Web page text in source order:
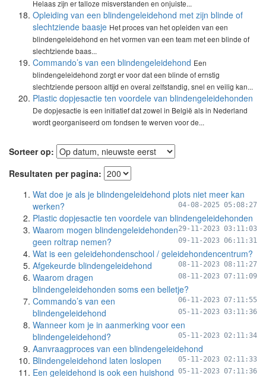
Helaas zijn er talloze misverstanden en onjuiste...
Opleiding van een blindengeleidehond met zijn blinde of
slechtziende baasje Het proces van het opleiden van een
blindengeleidehond en het vormen van een team met een blinde of
slechtziende baas...
Commando’s van een blindengeleidehond Een
blindengeleidehond zorgt er voor dat een blinde of ernstig
slechtziende persoon altijd en overal zelfstandig, snel en veilig kan...
Plastic dopjesactie ten voordele van blindengeleidehonden
De dopjesactie is een initiatief dat zowel in België als in Nederland
wordt georganiseerd om fondsen te werven voor de...
Sorteer op:
Resultaten per pagina:
Wat doe je als je blindengeleidehond plots niet meer kan
werken?
04-08-2025 05:08:27
Plastic dopjesactie ten voordele van blindengeleidehonden
29-11-2023 03:11:03
Waarom mogen blindengeleidehonden
geen roltrap nemen?
09-11-2023 06:11:31
Wat is een geleidehondenschool / geleidehondencentrum?
08-11-2023 08:11:27
Afgekeurde blindengeleidehond
08-11-2023 07:11:09
Waarom dragen
blindengeleidehonden soms een belletje?
06-11-2023 07:11:55
Commando’s van een
blindengeleidehond
05-11-2023 03:11:36
Wanneer kom je in aanmerking voor een
blindengeleidehond?
05-11-2023 02:11:34
Aanvraagproces van een blindengeleidehond
05-11-2023 02:11:33
Blindengeleidehond laten loslopen
05-11-2023 07:11:36
Een geleidehond is ook een huishond